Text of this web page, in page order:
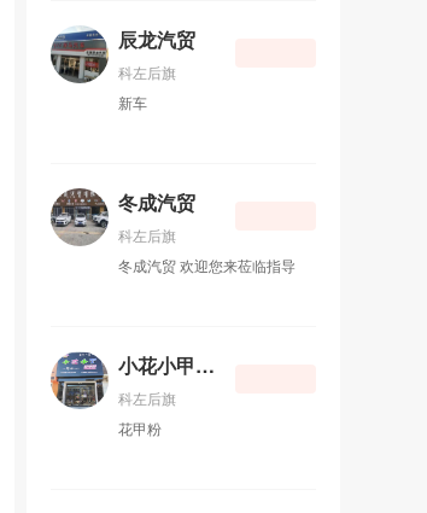
户的满意，树立了良好的信
誉，奠定了公司不断发展的基
础。 我们是来自草原深处的美
化者。擅长民族特色风格与现
族文化元素打造最时尚、最新
一项工程 “精美设计、精心施
工”的原则，创造着一个又一个
饰设计、施工和园林雕塑、壁
画制作以及民族特色工艺品设
现代社会经济的不断发展和国
家对企业的管理逐步完善，公
越正规化，近年来各项税收相
趋，可以用相对较低的成本获
得专业的财务服务，规避税务
风险。金诚会计服务公司期待
油，一份心。本油坊全年榨
辰龙汽贸
科左后旗
新车
冬成汽贸
科左后旗
冬成汽贸 欢迎您来莅临指导
小花小甲花甲粉
科左后旗
花甲粉